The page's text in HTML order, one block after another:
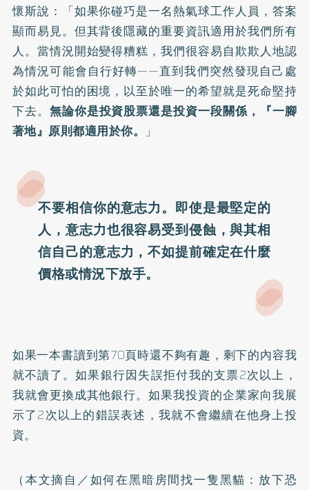
懷斯說：「如果你碰巧是一名熱氣球工作人員，答案
顯而易見。但其背後隱藏的重要資訊適用於我們所有
人。當情況開始變得糟糕，我們很容易自欺欺人地認
為情況可能會自行好轉——直到我們突然發現自己處
於如此可怕的困境，以至於唯一的希望就是死命堅持
下去。 無論你是投資股票還是投資一段關係，『一腳
著地』原則都適用於你。
」
不要相信你的意志力。即使是最堅定的
人，意志力也很容易受到侵蝕，與其相
信自己的意志力，不如提前確定在什麼
價格或情況下放手。
如果一本書讀到第70頁時還不夠有趣，剩下的內容我
就不讀了。如果銀行因失誤拒付我的支票2次以上，
我就會更換成其他銀行。如果我投資的企業家向我展
示了2次以上的錯誤表述，我就不會繼續在他身上投
資。
（本文摘自／如何在黑暗房間找一隻黑貓：放下恐